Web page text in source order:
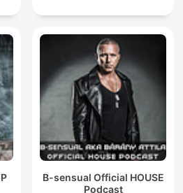
B-sensual Official HOUSE
Podcast